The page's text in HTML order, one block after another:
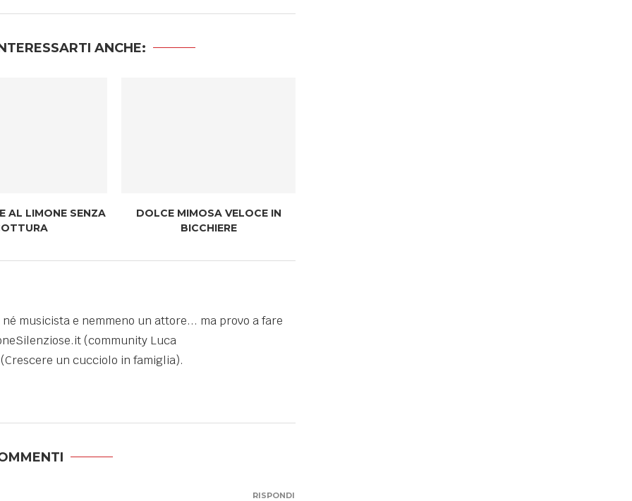
ANCHE:
AL LIMONE SENZA
DOLCE MIMOSA VELOCE IN
BICCHIERE
musicista e nemmeno un attore... ma provo a fare
(community Luca
un cucciolo in famiglia).
RISPONDI